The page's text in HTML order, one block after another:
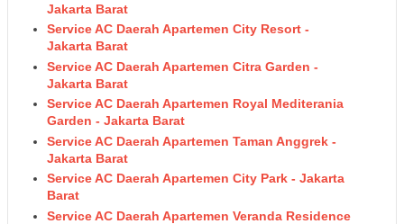
Jakarta Barat
Service AC Daerah Apartemen City Resort -
Jakarta Barat
Service AC Daerah Apartemen Citra Garden -
Jakarta Barat
Service AC Daerah Apartemen Royal Mediterania
Garden - Jakarta Barat
Service AC Daerah Apartemen Taman Anggrek -
Jakarta Barat
Service AC Daerah Apartemen City Park - Jakarta
Barat
Service AC Daerah Apartemen Veranda Residence